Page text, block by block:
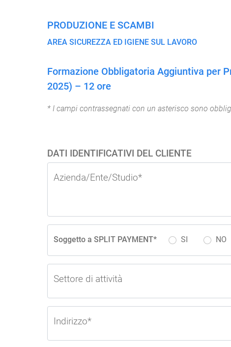
PRODUZIONE E SCAMBI
AREA SICUREZZA ED IGIENE SUL LAVORO
Formazione Obbligatoria Aggiuntiva per
2025) – 12 ore
* I campi contrassegnati con un asterisco sono
DATI IDENTIFICATIVI DEL CLIENTE
Azienda/Ente/Studio*
Soggetto a SPLIT PAYMENT* SI NO
Settore di attività
Indirizzo*